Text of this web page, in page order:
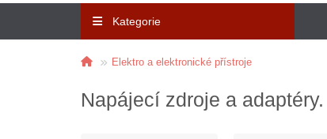
Kategorie
Elektro a elektronické přístroje
Napájecí zdroje a adaptéry.